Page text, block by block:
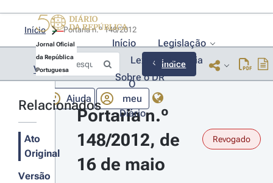
Jornal Oficial
da República
Portuguesa
Início
Legislação
Lexionário
Lia
Sobre o DR
Ajuda
O
meu
Diário
Início
Voltar Índice
Relacionados
Ato
Original
Versão
Portaria n.º
148/2012, de
16 de maio
Revogado